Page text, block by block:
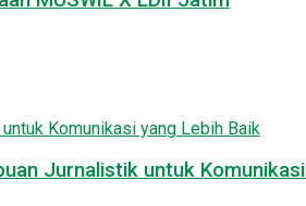
Jurnalistik untuk